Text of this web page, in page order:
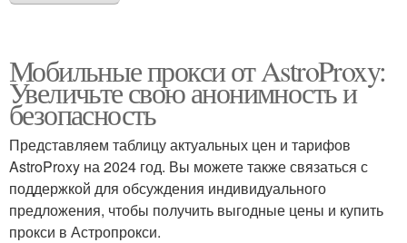
Мобильные прокси от AstroProxy:
Увеличьте свою анонимность и
безопасность
Представляем таблицу актуальных цен и тарифов
AstroProxy на 2024 год. Вы можете также связаться с
поддержкой для обсуждения индивидуального
предложения, чтобы получить выгодные цены и купить
прокси в Астропрокси.